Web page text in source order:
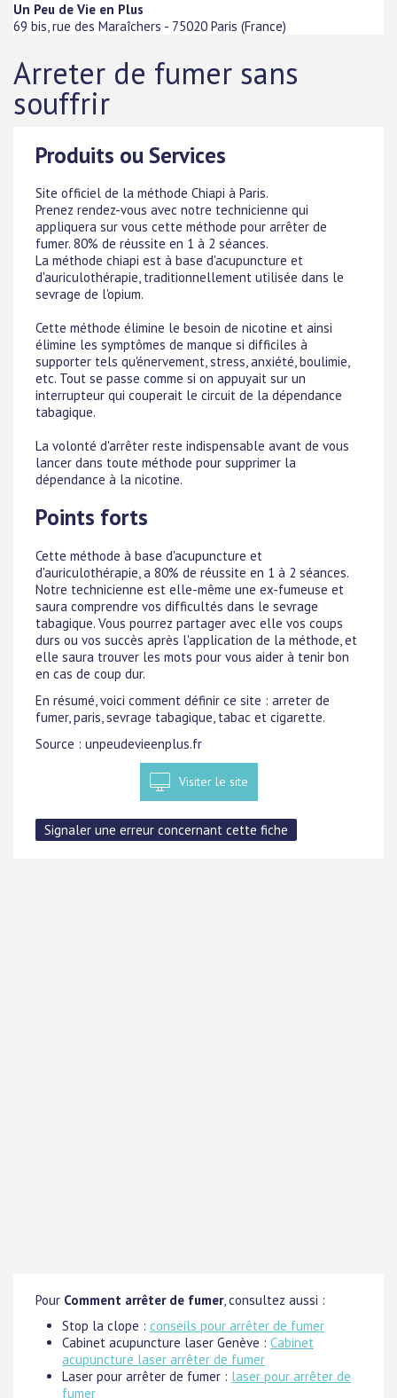
Un Peu de Vie en Plus
69 bis, rue des Maraîchers - 75020 Paris (France)
Arreter de fumer sans
souffrir
Produits ou Services
Site officiel de la méthode Chiapi à Paris.
Prenez rendez-vous avec notre technicienne qui
appliquera sur vous cette méthode pour arrêter de
fumer. 80% de réussite en 1 à 2 séances.
La méthode chiapi est à base d'acupuncture et
d'auriculothérapie, traditionnellement utilisée dans le
sevrage de l'opium.
Cette méthode élimine le besoin de nicotine et ainsi
élimine les symptômes de manque si difficiles à
supporter tels qu'énervement, stress, anxiété, boulimie,
etc. Tout se passe comme si on appuyait sur un
interrupteur qui couperait le circuit de la dépendance
tabagique.
La volonté d'arrêter reste indispensable avant de vous
lancer dans toute méthode pour supprimer la
dépendance à la nicotine.
Points forts
Cette méthode à base d'acupuncture et
d'auriculothérapie, a 80% de réussite en 1 à 2 séances.
Notre technicienne est elle-même une ex-fumeuse et
saura comprendre vos difficultés dans le sevrage
tabagique. Vous pourrez partager avec elle vos coups
durs ou vos succès après l'application de la méthode, et
elle saura trouver les mots pour vous aider à tenir bon
en cas de coup dur.
En résumé, voici comment définir ce site : arreter de
fumer, paris, sevrage tabagique, tabac et cigarette.
Source : unpeudevieenplus.fr
Visiter le site
Pour Comment arrêter de fumer, consultez aussi :
Stop la clope : conseils pour arrêter de fumer
Cabinet acupuncture laser Genève : Cabinet
acupuncture laser arrêter de fumer
Laser pour arrêter de fumer : laser pour arrêter de
fumer